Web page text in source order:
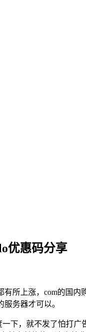
优惠码分享
所上涨，com的国
务器才可以。
下，就不发了怕打